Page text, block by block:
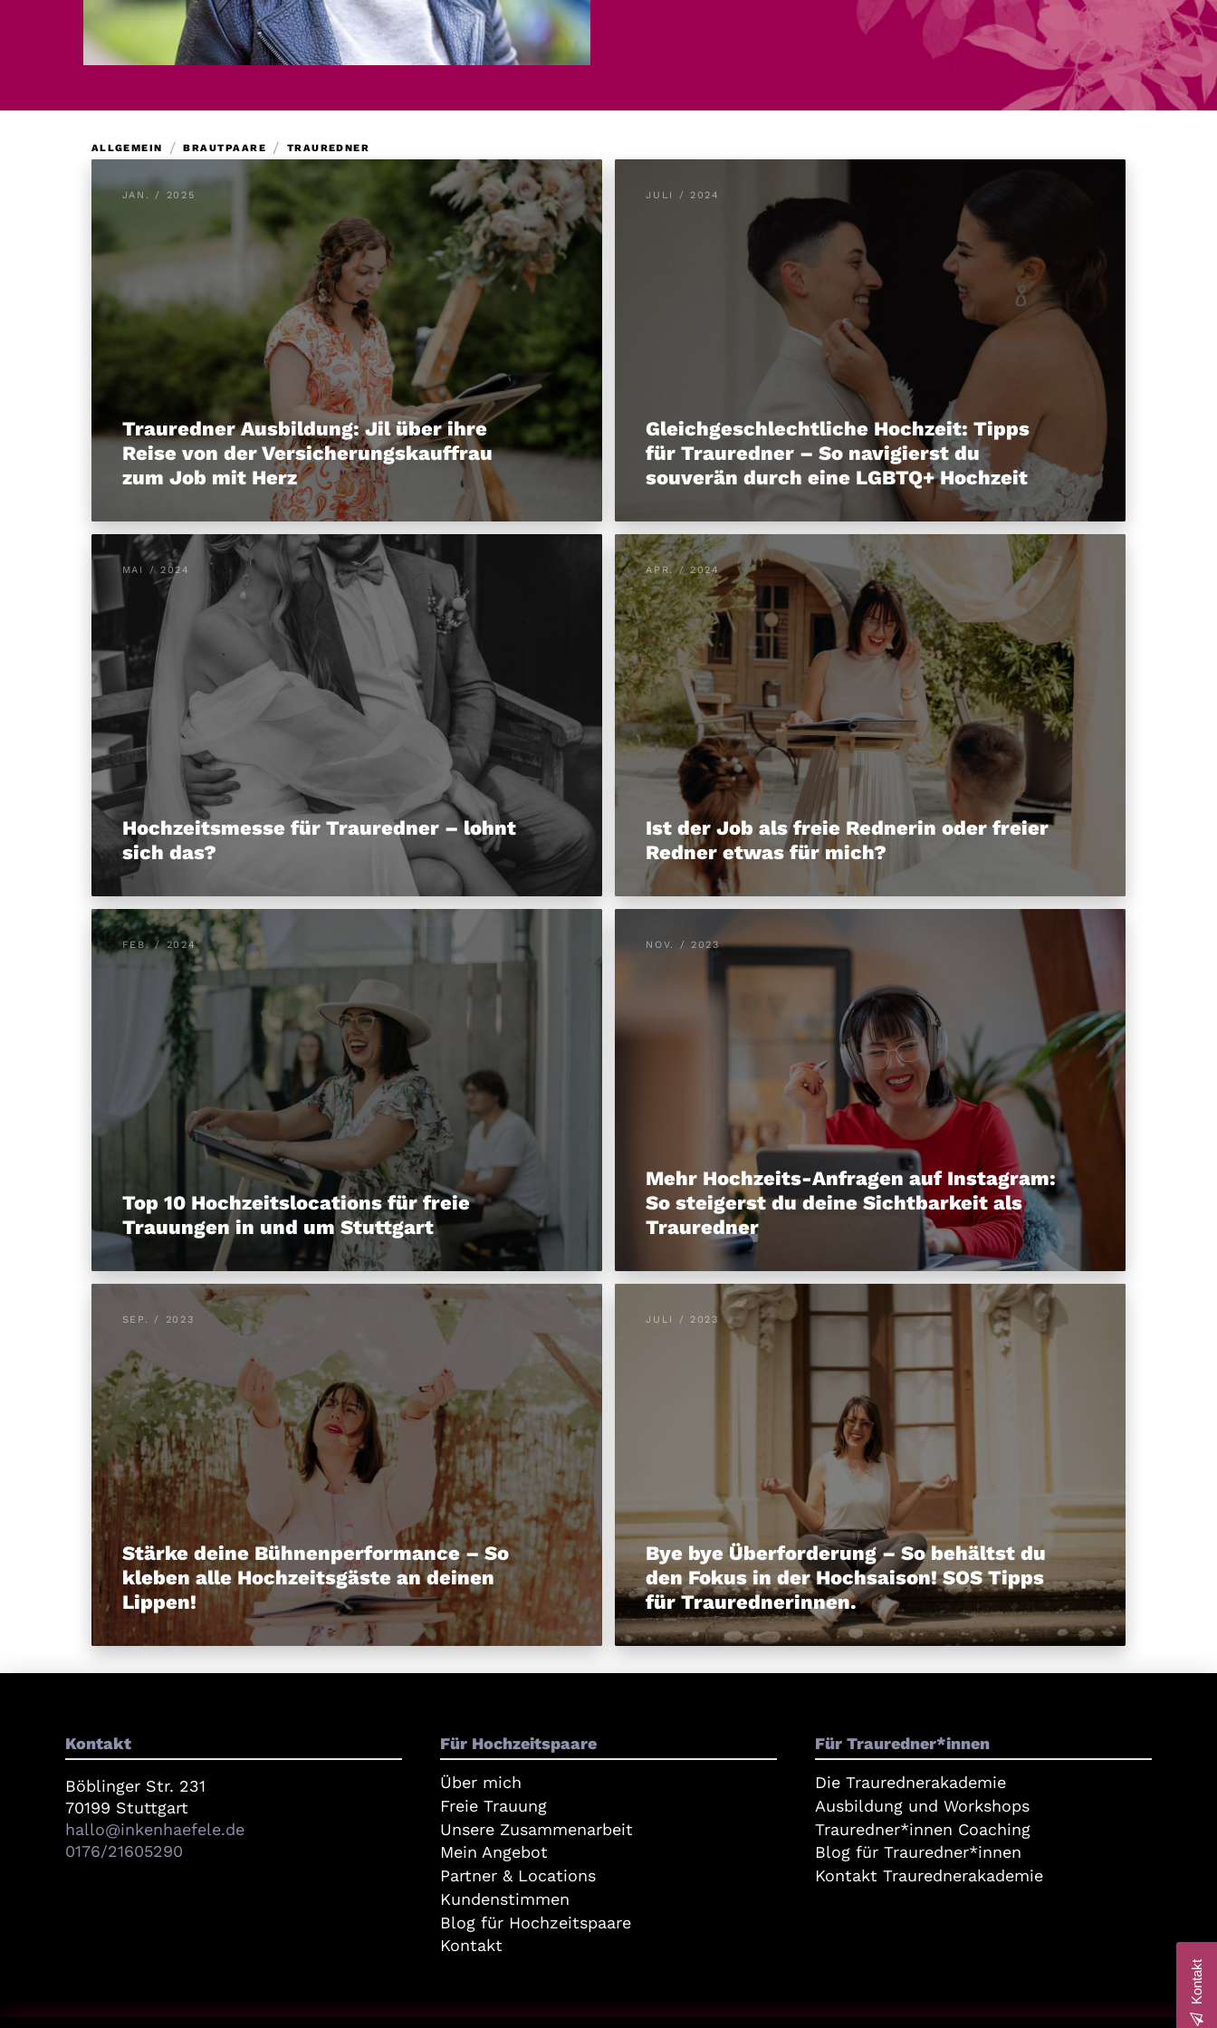
ALLGEMEIN / BRAUTPAARE / TRAUREDNER
JAN. / 2025
Trauredner Ausbildung: Jil über ihre
Reise von der Versicherungskauffrau
zum Job mit Herz
JULI / 2024
Gleichgeschlechtliche Hochzeit: Tipps
für Trauredner – So navigierst du
souverän durch eine LGBTQ+ Hochzeit
MAI / 2024
Hochzeitsmesse für Trauredner – lohnt
sich das?
APR. / 2024
Ist der Job als freie Rednerin oder freier
Redner etwas für mich?
FEB. / 2024
Top 10 Hochzeitslocations für freie
Trauungen in und um Stuttgart
NOV. / 2023
Mehr Hochzeits-Anfragen auf Instagram:
So steigerst du deine Sichtbarkeit als
Trauredner
SEP. / 2023
Stärke deine Bühnenperformance – So
kleben alle Hochzeitsgäste an deinen
Lippen!
JULI / 2023
Bye bye Überforderung – So behältst du
den Fokus in der Hochsaison! SOS Tipps
für Traurednerinnen.
Kontakt
Böblinger Str. 231
70199 Stuttgart
hallo@inkenhaefele.de
0176/21605290
Für Hochzeitspaare
Über mich
Freie Trauung
Unsere Zusammenarbeit
Mein Angebot
Partner & Locations
Kundenstimmen
Blog für Hochzeitspaare
Kontakt
Für Trauredner*innen
Die Traurednerakademie
Ausbildung und Workshops
Trauredner*innen Coaching
Blog für Trauredner*innen
Kontakt Traurednerakademie
Kontakt